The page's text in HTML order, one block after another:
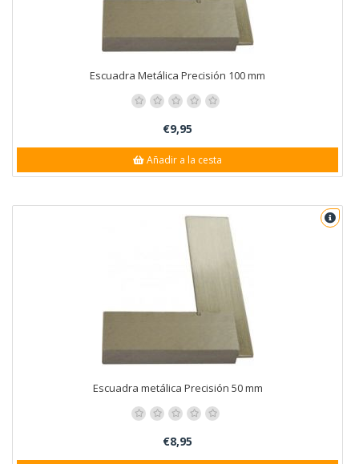
Escuadra Metálica Precisión 100 mm
€9,95
Añadir a la cesta
Escuadra metálica Precisión 50 mm
€8,95